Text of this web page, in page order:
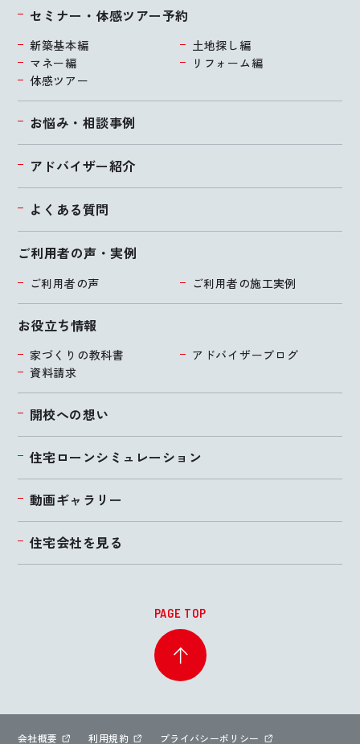
お悩み・相談事例
アドバイザー紹介
よくある質問
ご利用者の声・実例
ご利用者の声 ご利用者の施工実例
セミナー・体感ツアー予約
新築基本編
土地探し編
マネー編
リフォーム編
体感ツアー
お役立ち情報
家づくりの教科書
アドバイザーブログ
資料請求
開校への想い
住宅ローンシミュレーション
動画ギャラリー
住宅会社を見る
PAGE TOP
会社概要 利用規約 プライバシーポリシー